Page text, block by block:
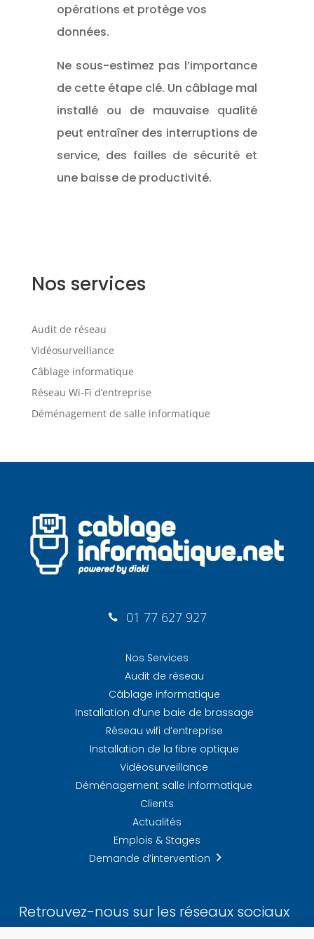
opérations et protège vos
données.
Ne sous-estimez pas l’importance
de cette étape clé. Un câblage mal
installé ou de mauvaise qualité
peut entraîner des interruptions de
service, des failles de sécurité et
une baisse de productivité.
Nos services
Audit de réseau
Vidéosurveillance
Câblage informatique
Réseau Wi-Fi d’entreprise
Déménagement de salle informatique
 01 77 627 927
Nos Services
Audit de réseau
Câblage informatique
Installation d’une baie de brassage
Réseau wifi d’entreprise
Installation de la fibre optique
Vidéosurveillance
Déménagement salle informatique
Clients
Actualités
Emplois & Stages
Demande d’intervention
Retrouvez-nous sur les réseaux sociaux